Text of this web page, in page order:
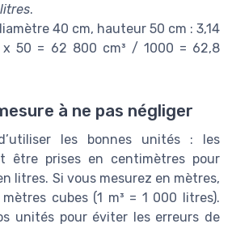
.
40 cm, hauteur 50 cm : 3,14
50 = 62 800 cm³ / 1000 = 62,8
à ne pas négliger
les bonnes unités : les
être prises en centimètres pour
litres. Si vous mesurez en mètres,
cubes (1 m³ = 1 000 litres).
unités pour éviter les erreurs de